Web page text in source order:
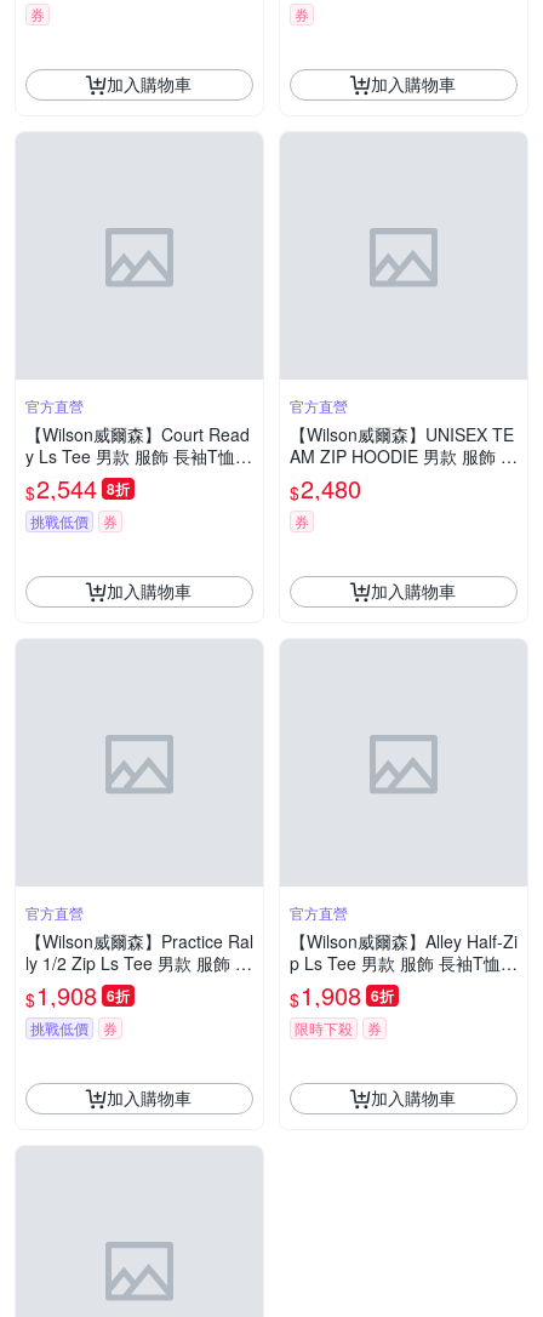
券
加入購物車
券
加入購物車
官方直營
【Wilson威爾森】Court Read
y Ls Tee 男款 服飾 長袖T恤
黑色/梧桐樹綠
$2,544 8折
挑戰低價 券
加入購物車
官方直營
【Wilson威爾森】UNISEX TE
AM ZIP HOODIE 男款 服飾 圓
領衛衣/大學T 海軍藍
$2,480
券
加入購物車
官方直營
【Wilson威爾森】Practice Ral
ly 1/2 Zip Ls Tee 男款 服飾 長
袖T恤 黑色/咖啡色
$1,908 6折
挑戰低價 券
加入購物車
官方直營
【Wilson威爾森】Alley Half-Zi
p Ls Tee 男款 服飾 長袖T恤
沙色
$1,908 6折
限時下殺 券
加入購物車